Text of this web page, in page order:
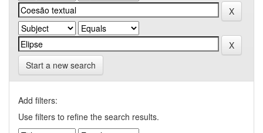
Start a new search
Add filters:
Use filters to refine the search results.